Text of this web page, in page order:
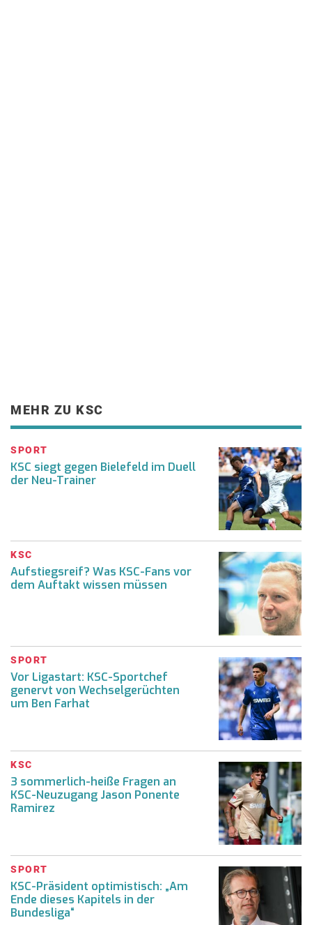
MEHR ZU KSC
SPORT
KSC siegt gegen Bielefeld im Duell
der Neu-Trainer
KSC
Aufstiegsreif? Was KSC-Fans vor
dem Auftakt wissen müssen
SPORT
Vor Ligastart: KSC-Sportchef
genervt von Wechselgerüchten
um Ben Farhat
KSC
3 sommerlich-heiße Fragen an
KSC-Neuzugang Jason Ponente
Ramirez
SPORT
KSC-Präsident optimistisch: „Am
Ende dieses Kapitels in der
Bundesliga“